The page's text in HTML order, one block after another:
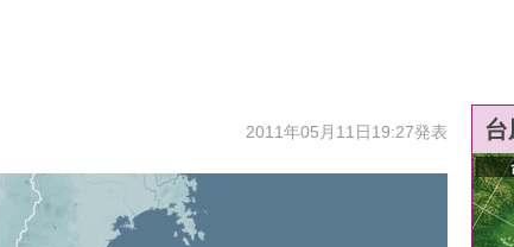
2011年05月11日19:27発表